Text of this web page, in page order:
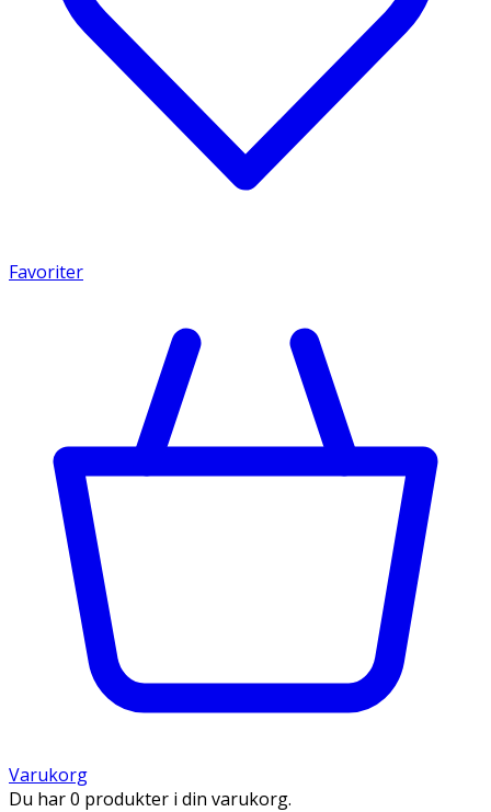
Favoriter
Varukorg
Du har 0 produkter i din varukorg.